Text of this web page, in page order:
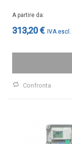
A partire da
313,20 €
Confronta
Etilene (C2H4)
C2H4 ambiente
CO ambiente
CO in condotto